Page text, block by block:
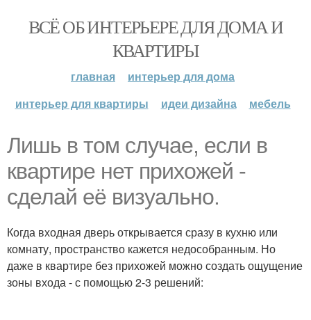
ВСЁ ОБ ИНТЕРЬЕРЕ ДЛЯ ДОМА И
КВАРТИРЫ
главная
интерьер для дома
интерьер для квартиры
идеи дизайна мебель
Лишь в том случае, если в
квартире нет прихожей -
сделай её визуально.
Когда входная дверь открывается сразу в кухню или
комнату, пространство кажется недособранным. Но
даже в квартире без прихожей можно создать ощущение
зоны входа - с помощью 2-3 решений: